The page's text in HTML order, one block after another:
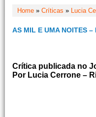
Home » Críticas » Lucia
AS MIL E UMA NOITES
Crítica publicada no
Por Lucia Cerrone –